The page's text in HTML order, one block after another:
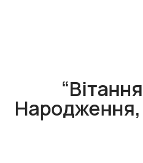
Народження,